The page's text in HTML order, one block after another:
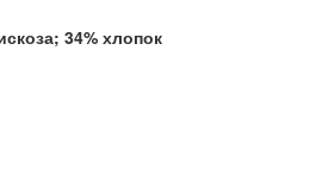
34% хлопок